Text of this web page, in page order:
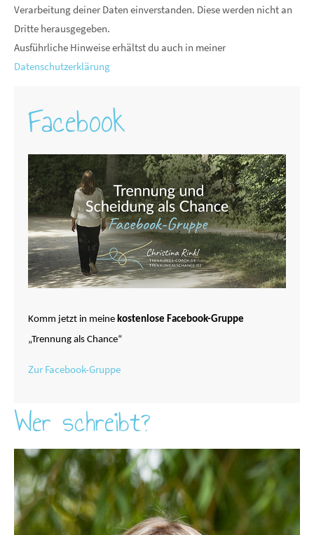
Verarbeitung deiner Daten einverstanden. Diese werden nicht an
Dritte herausgegeben.
Ausführliche Hinweise erhältst du auch in meiner
Datenschutzerklärung
Facebook
Komm jetzt in meine kostenlose Facebook-Gruppe
„Trennung als Chance“
Zur Facebook-Gruppe
Wer schreibt?